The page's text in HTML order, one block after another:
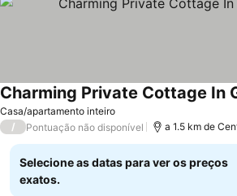
Casa/apartamento inteiro
Charming Private Cottage In
/ Pontuação não disponível a 1.5 km de
Selecione as datas para ver os preços
exatos.